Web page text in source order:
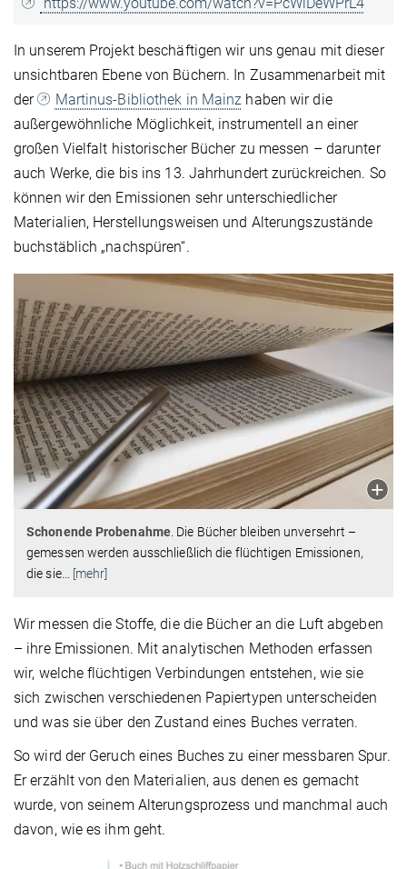
In unserem Projekt beschäftigen wir uns genau mit dieser
unsichtbaren Ebene von Büchern. In Zusammenarbeit mit
der
Martinus-Bibliothek in Mainz haben wir die
außergewöhnliche Möglichkeit, instrumentell an einer
großen Vielfalt historischer Bücher zu messen – darunter
auch Werke, die bis ins 13. Jahrhundert zurückreichen. So
können wir den Emissionen sehr unterschiedlicher
Materialien, Herstellungsweisen und Alterungszustände
buchstäblich „nachspüren“.
Schonende Probenahme . Die Bücher bleiben unversehrt –
gemessen werden ausschließlich die flüchtigen Emissionen,
die sie… [mehr]
Wir messen die Stoffe, die die Bücher an die Luft abgeben
– ihre Emissionen. Mit analytischen Methoden erfassen
wir, welche flüchtigen Verbindungen entstehen, wie sie
sich zwischen verschiedenen Papiertypen unterscheiden
und was sie über den Zustand eines Buches verraten.
So wird der Geruch eines Buches zu einer messbaren Spur.
Er erzählt von den Materialien, aus denen es gemacht
wurde, von seinem Alterungsprozess und manchmal auch
davon, wie es ihm geht.